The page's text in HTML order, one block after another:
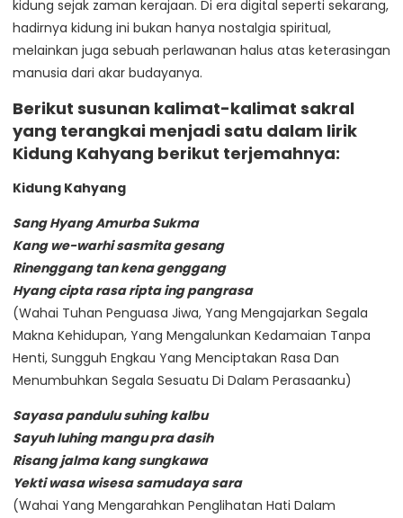
kidung sejak zaman kerajaan. Di era digital seperti sekarang,
hadirnya kidung ini bukan hanya nostalgia spiritual,
melainkan juga sebuah perlawanan halus atas keterasingan
manusia dari akar budayanya.
Berikut susunan kalimat-kalimat sakral
yang terangkai menjadi satu dalam lirik
Kidung Kahyang berikut terjemahnya:
Kidung Kahyang
Sang Hyang Amurba Sukma
Kang we-warhi sasmita gesang
Rinenggang tan kena genggang
Hyang cipta rasa ripta ing pangrasa
(Wahai Tuhan Penguasa Jiwa, Yang Mengajarkan Segala
Makna Kehidupan, Yang Mengalunkan Kedamaian Tanpa
Henti, Sungguh Engkau Yang Menciptakan Rasa Dan
Menumbuhkan Segala Sesuatu Di Dalam Perasaanku)
Sayasa pandulu suhing kalbu
Sayuh luhing mangu pra dasih
Risang jalma kang sungkawa
Yekti wasa wisesa samudaya sara
(Wahai Yang Mengarahkan Penglihatan Hati Dalam